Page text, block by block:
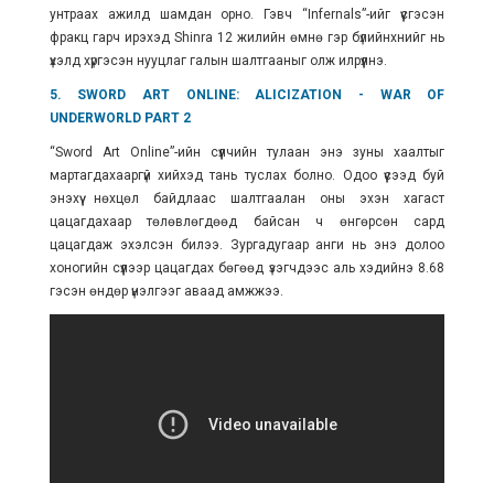
унтраах ажилд шамдан орно. Гэвч “Infernals”-ийг үүсгэсэн
фракц гарч ирэхэд Shinra 12 жилийн өмнө гэр бүлийнхнийг нь
үхэлд хүргэсэн нууцлаг галын шалтгааныг олж илрүүлнэ.
5. SWORD ART ONLINE: ALICIZATION - WAR OF
UNDERWORLD PART 2
“Sword Art Online”-ийн сүүлчийн тулаан энэ зуны хаалтыг
мартагдахааргүй хийхэд тань туслах болно. Одоо үүсээд буй
энэхүү нөхцөл байдлаас шалтгаалан оны эхэн хагаст
цацагдахаар төлөвлөгдөөд байсан ч өнгөрсөн сард
цацагдаж эхэлсэн билээ.
Зургадугаар анги нь энэ долоо
хоногийн сүүлээр цацагдах бөгөөд үзэгчдээс аль хэдийнэ 8.68
гэсэн өндөр үнэлгээг аваад амжжээ.